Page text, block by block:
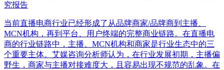
究报告
当前直播电商行业已经形成了从品牌商家/品牌商到主播、
MCN机构，再到平台、用户终端的完整商业链路。在直播电
商的行业链路中，主播、MCN机构和商家是行业生态中的三
个重要主体。艾媒咨询分析师认为，在行业发展初期，主播偏
野生，商家与主播对接难度大，且容易出现不规范的乱象。在